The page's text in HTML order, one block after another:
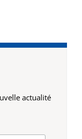
actualité